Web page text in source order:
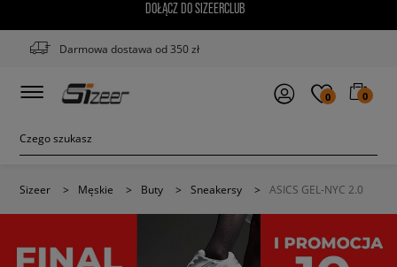
DOŁĄCZ DO SIZEERCLUB
Darmowa dostawa od 350 zł
0 0
Sizeer > Męskie > Buty > Sneakersy > ASICS GEL-NYC 2.0